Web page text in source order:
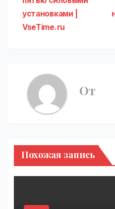
записям
установками |
VseTime.ru
От
Похожая запись